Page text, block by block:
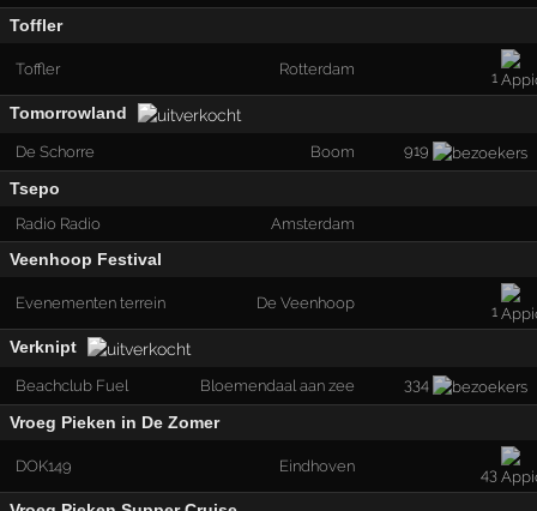
Toffler
Toffler Rotterdam 1
Tomorrowland
De Schorre Boom 919
Tsepo
Radio Radio Amsterdam
Veenhoop Festival
Evenementen terrein De Veenhoop 1
Verknipt
Beachclub Fuel Bloemendaal aan zee 334
Vroeg Pieken in De Zomer
DOK149 Eindhoven 43